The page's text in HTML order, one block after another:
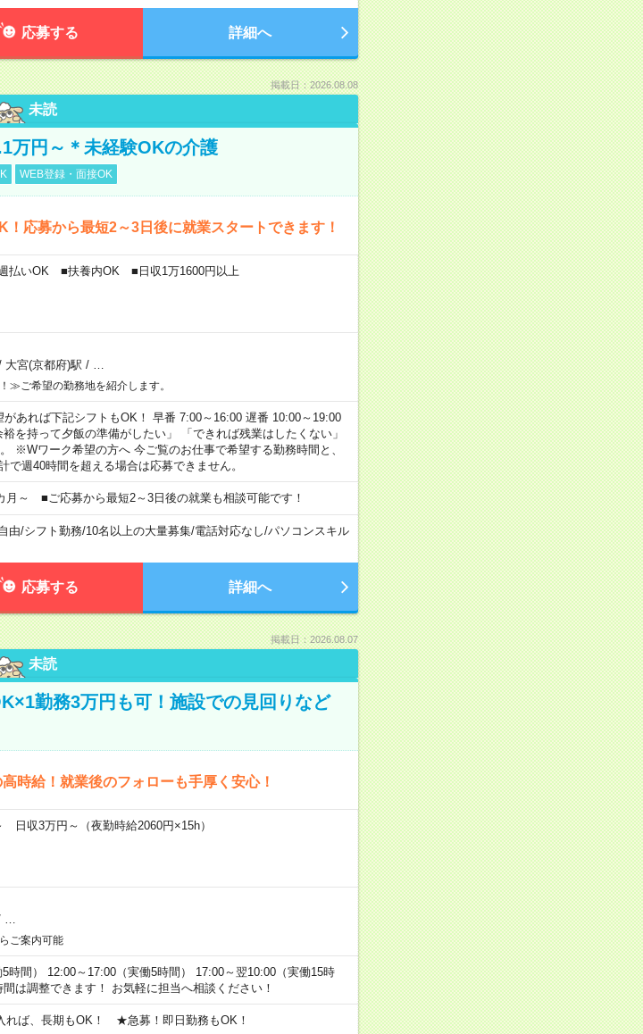
応募する 詳細へ
掲載日：2026.08.08
未読
万円～＊未経験OKの介護
WEB登録・面接OK
応募から最短2～3日後に就業スタートできます！
払いOK ■扶養内OK ■日収1万1600円以上
大宮(京都府)駅 /
≫ご希望の勤務地を紹介します。
あれば下記シフトもOK！ 早番 7:00～16:00 遅番 10:00～19:00
を持って夕飯の準備がしたい」 「できれば残業はしたくない」
※Wワーク希望の方へ 今ご覧のお仕事で希望する勤務時間と、
で週40時間を超える場合は応募できません。
月～ ■ご応募から最短2～3日後の就業も相談可能です！
由/シフト勤務/10名以上の大量募集/電話対応なし/パソコンスキル
応募する 詳細へ
掲載日：2026.08.07
未読
勤務3万円も可！施設での見回りなど
時給！就業後のフォローも手厚く安心！
収3万円～（夜勤時給2060円×15h）
ご案内可能
間） 12:00～17:00（実働5時間） 17:00～翌10:00（実働15時
は調整できます！ お気軽に担当へ相談ください！
ば、長期もOK！ ★急募！即日勤務もOK！